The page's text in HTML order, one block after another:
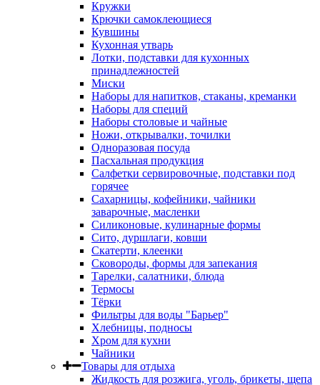
Кружки
Крючки самоклеющиеся
Кувшины
Кухонная утварь
Лотки, подставки для кухонных
принадлежностей
Миски
Наборы для напитков, стаканы, креманки
Наборы для специй
Наборы столовые и чайные
Ножи, открывалки, точилки
Одноразовая посуда
Пасхальная продукция
Салфетки сервировочные, подставки под
горячее
Сахарницы, кофейники, чайники
заварочные, масленки
Силиконовые, кулинарные формы
Сито, дуршлаги, ковши
Скатерти, клеенки
Сковороды, формы для запекания
Тарелки, салатники, блюда
Термосы
Тёрки
Фильтры для воды "Барьер"
Хлебницы, подносы
Хром для кухни
Чайники
Товары для отдыха
Жидкость для розжига, уголь, брикеты, щепа